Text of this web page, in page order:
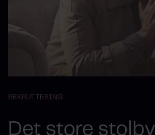
REKRUTTERING
Det store